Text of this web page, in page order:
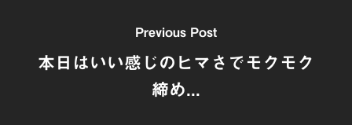
Previous Post
本日はいい感じのヒマさでモクモク
締め...